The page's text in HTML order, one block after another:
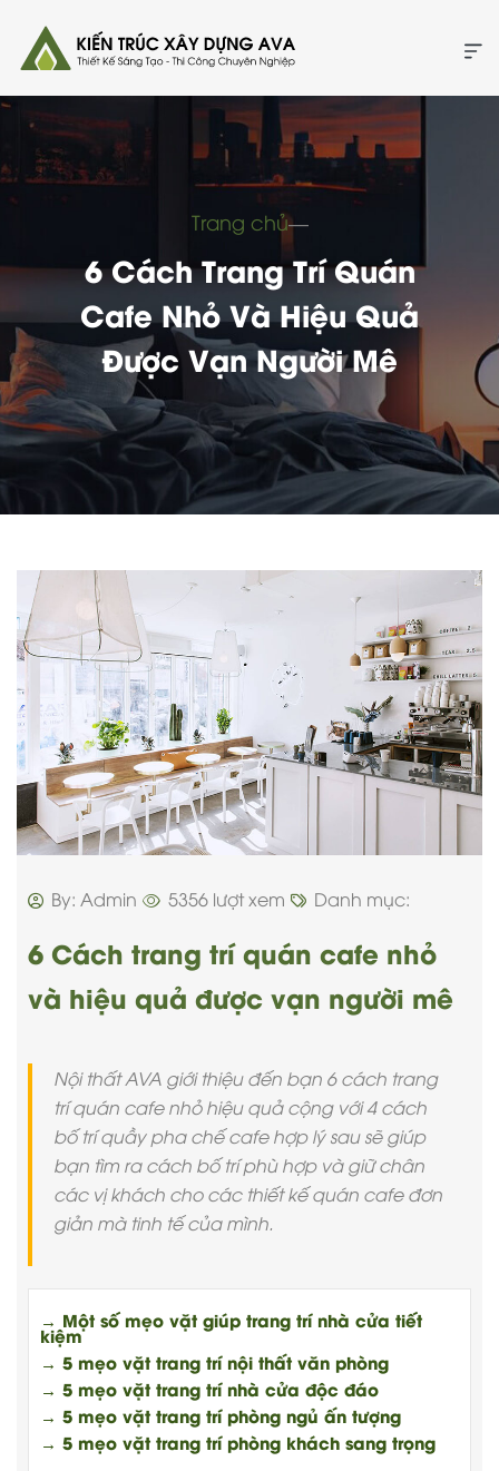
Trang chủ―
6 Cách Trang Trí Quán
Cafe Nhỏ Và Hiệu Quả
Được Vạn Người Mê
By: Admin 5356 lượt xem Danh mục:
6 Cách trang trí quán cafe nhỏ
và hiệu quả được vạn người mê
Nội thất AVA giới thiệu đến bạn 6 cách trang
trí quán cafe nhỏ hiệu quả cộng với 4 cách
bố trí quầy pha chế cafe hợp lý sau sẽ giúp
bạn tìm ra cách bố trí phù hợp và giữ chân
các vị khách cho các thiết kế quán cafe đơn
giản mà tinh tế của mình.
→ Một số mẹo vặt giúp trang trí nhà cửa tiết
kiệm
→ 5 mẹo vặt trang trí nội thất văn phòng
→ 5 mẹo vặt trang trí nhà cửa độc đáo
→ 5 mẹo vặt trang trí phòng ngủ ấn tượng
→ 5 mẹo vặt trang trí phòng khách sang trọng